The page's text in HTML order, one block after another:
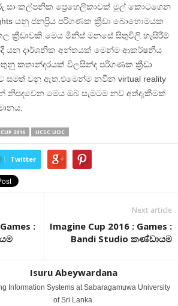
සාංකල්පනික ප්‍රෙහෙලිකාවක් මුල් කොටගෙන
යනු ජනප්‍රිය පරිගණක ක්‍රීඩා බොහොමයක
ක්‍රීඩාවකි.මෙය මිනිස් මනසේ සිතුවිලි හැසිරීම්
යන දාර්ශනික අන්තයක් මෙන්ම ආකර්ෂනීය
කතාන්දරයක් විලසින්ද පරිගණක ක්‍රීඩා
සමත් වනු ඇත.එමෙන්ම නවීන virtual reality
නිපදවෙන මෙය ඔබ සැමටම නව අත්දැකීමක්
2016 UCSC.UOC
Twitter
:
Next article
Imagine Cup 2016 : Games :
Bandi Studio කණ්ඩායම
Isuru Abeywardana
Information Systems at Sabaragamuwa University
of Sri Lanka.